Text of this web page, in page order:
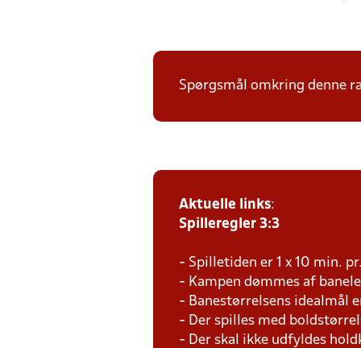
Spørgsmål omkring denne
Aktuelle links:
Spilleregler 3:3
- Spilletiden er 1 x 10 min.
- Kampen dømmes af
- Banestørrelsens idealmål
- Der spilles med
- Der skal ikke udfyldes